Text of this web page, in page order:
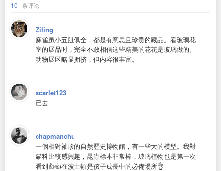
10 条评论
Ziling
麻雀虽小五脏俱全，都是有意思且珍贵的藏品。看玻璃花
室的展品时，完全不敢相信这些精美的花花是玻璃做的。
动物展区略显拥挤，但内容很丰富。
scarlet123
已去
chapmanchu
一個相對袖珍的自然歷史博物館，有一些大的模型。我對
貓科比較感興趣，昆蟲標本非常棒，玻璃植物也是第一次
看到👍👍在波士頓是孩子成長中的必備場所👌